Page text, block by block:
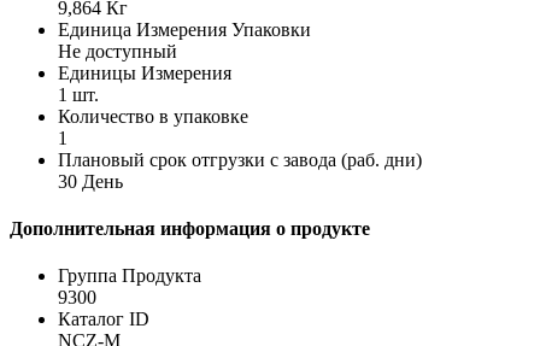
9,864 Кг
Единица Измерения Упаковки
Не доступный
Единицы Измерения
1 шт.
Количество в упаковке
1
Плановый срок отгрузки с завода (раб. дни)
30 День
Дополнительная информация о продукте
Группа Продукта
9300
Каталог ID
NCZ-M